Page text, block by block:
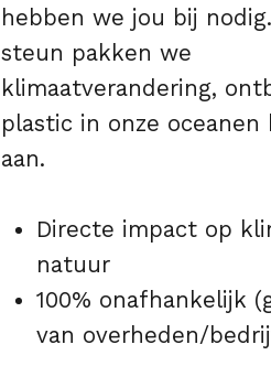
hebben we jou bij
steun pakken we
klimaatverandering,
plastic in onze oceanen
aan.
Directe impact op
natuur
100% onafhankelijk
van overheden/